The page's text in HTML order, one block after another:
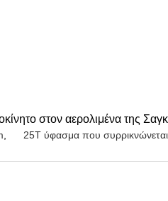
στον αερολιμένα της
25T ύφασμα που